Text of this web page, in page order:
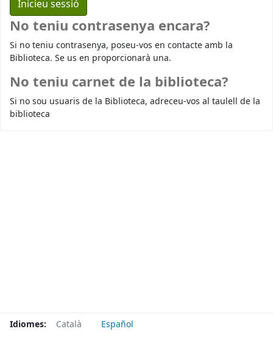
No teniu contrasenya encara?
Si no teniu contrasenya, poseu-vos en contacte amb la
Biblioteca. Se us en proporcionarà una.
No teniu carnet de la biblioteca?
Si no sou usuaris de la Biblioteca, adreceu-vos al taulell de la
biblioteca
Idiomes: Català Español